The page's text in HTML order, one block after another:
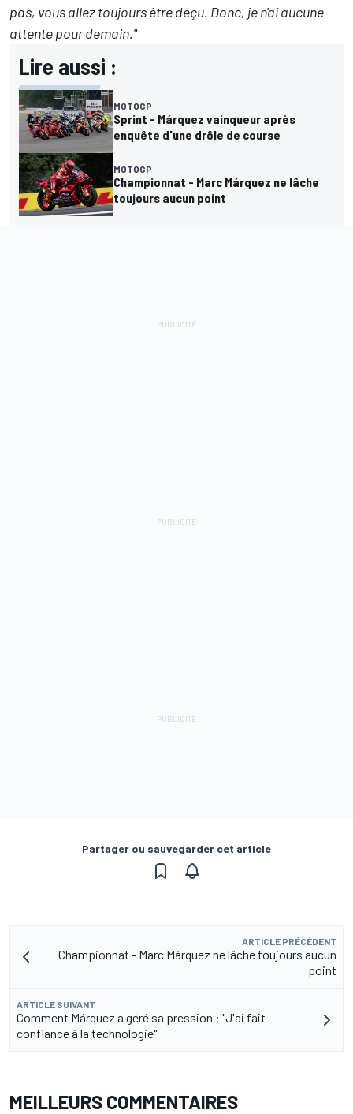
pas, vous allez toujours être déçu. Donc, je n'ai aucune
attente pour demain."
Lire aussi :
MOTOGP
Sprint - Márquez vainqueur après
enquête d'une drôle de course
MOTOGP
Championnat - Marc Márquez ne lâche
toujours aucun point
Partager ou sauvegarder cet article
ARTICLE PRÉCÉDENT
Championnat - Marc Márquez ne lâche toujours aucun
point
ARTICLE SUIVANT
Comment Márquez a géré sa pression : "J'ai fait
confiance à la technologie"
MEILLEURS COMMENTAIRES